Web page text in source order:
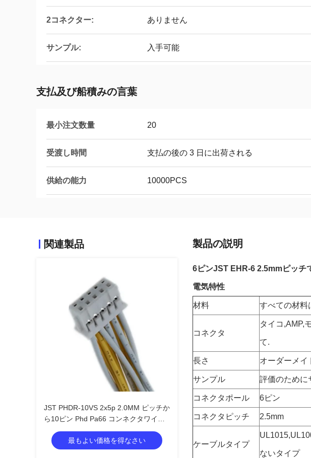
2コネクター: ありません
サンプル: 入手可能
支払及び船積みの言葉
最小注文数量 20
受渡し時間 支払の後の 3 日に出荷される
供給の能力 10000PCS
関連製品
JST PHDR-10VS 2x5p 2.0MM ピッチか
ら10ピン Phd Pa66 コンネクタワイヤ
ハーネス 1007 26awgケーブル
最もよい価格を得なさい
製品の説明
6ピンJST EHR-6 2.5mmピッチ
電気特性
材料 すべての材料
コネクタ
タイコ,AMP,
て.
長さ オーダーメイ
サンプル 評価のために
コネクタポール 6ピン
コネクタピッチ 2.5mm
ケーブルタイプ
ないタイプ